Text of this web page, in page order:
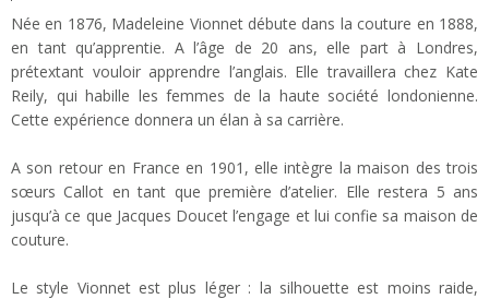
Née en 1876, Madeleine Vionnet débute dans la couture en 1888,
en tant qu’apprentie. A l’âge de 20 ans, elle part à Londres,
prétextant vouloir apprendre l’anglais. Elle travaillera chez Kate
Reily, qui habille les femmes de la haute société londonienne.
Cette expérience donnera un élan à sa carrière.
A son retour en France en 1901, elle intègre la maison des trois
sœurs Callot en tant que première d’atelier. Elle restera 5 ans
jusqu’à ce que Jacques Doucet l’engage et lui confie sa maison de
couture.
Le style Vionnet est plus léger : la silhouette est moins raide,